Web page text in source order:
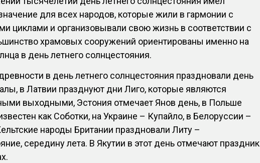
для всех народов, которые жили в гармонии с
циклами и организовывали свою жизнь в соответствии с
храмовых сооружений ориентированы именно на
в день летнего солнцестояния.
в день летнего солнцестояния праздновали день
в Латвии празднуют дни Лиго, которые являются
выходными, Эстония отмечает Янов день, в Польше
как Соботки, на Украине – Купайло, в Белоруссии –
народы Британии праздновали Литу –
середину лета. В Якутии в этот день отмечают праздник